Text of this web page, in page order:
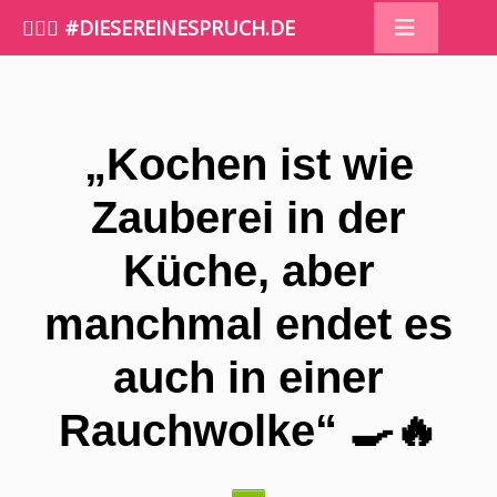
🤷🏼‍♀️ #DIESEREINESPRUCH.DE
„Kochen ist wie
Zauberei in der
Küche, aber
manchmal endet es
auch in einer
Rauchwolke“ 🍳🔥